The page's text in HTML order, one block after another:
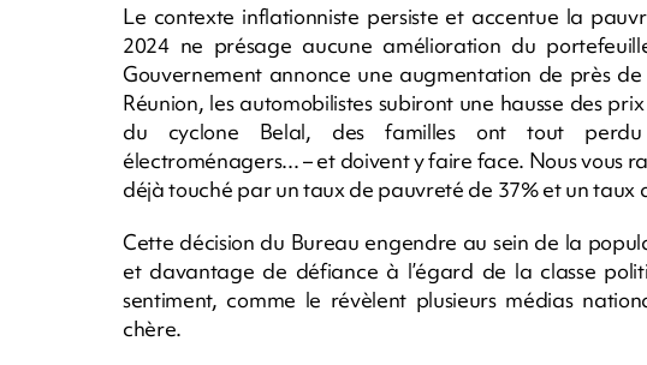
Le contexte inflationniste persiste et accentue la
2024 ne présage aucune amélioration du
Gouvernement annonce une augmentation de près
Réunion, les automobilistes subiront une hausse des
du cyclone Belal, des familles ont tout perdu
électroménagers... – et doivent y faire face. Nous vous
déjà touché par un taux de pauvreté de 37% et un taux
Cette décision du Bureau engendre au sein de la
et davantage de défiance à l’égard de la classe
sentiment, comme le révèlent plusieurs médias
chère.